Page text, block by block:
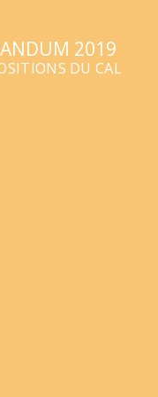
2019
DU CAL